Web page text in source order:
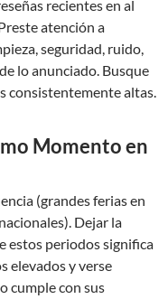
recientes en al
atención a
seguridad, ruido,
lo anunciado. Busque
consistentemente altas.
Momento en
(grandes ferias en
Dejar la
estos periodos significa
elevados y verse
cumple con sus